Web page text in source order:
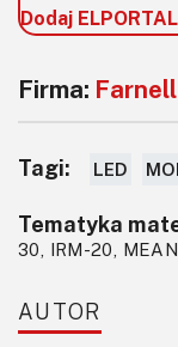
Dodaj
Firma: Farnell
Tagi: LED
Tematyka
30, IRM-20,
AUTOR